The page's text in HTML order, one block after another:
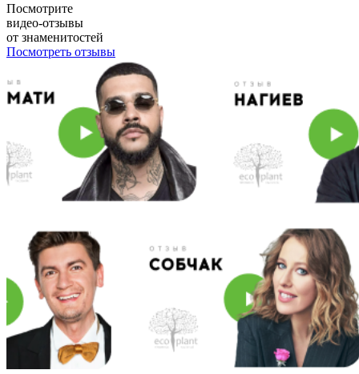
Посмотрите
видео-отзывы
от знаменитостей
Посмотреть отзывы